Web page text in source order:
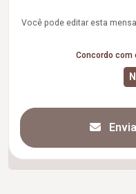
Você pode editar esta
Concordo com